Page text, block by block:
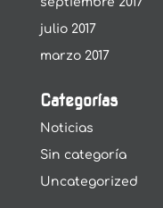
julio 2017
marzo 2017
Categorías
Noticias
Sin categoría
Uncategorized